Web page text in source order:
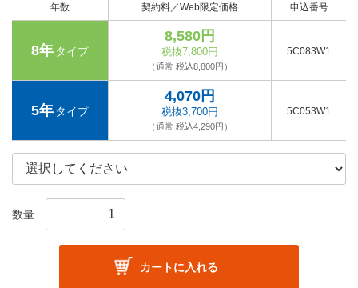
年数 契約料／Web限定価格 申込番号
8年 タイプ
8,580円
税抜7,800円
（通常 税込8,800円）
5C083W1
5年 タイプ
4,070円
税抜3,700円
（通常 税込4,290円）
5C053W1
数量
カートに入れる